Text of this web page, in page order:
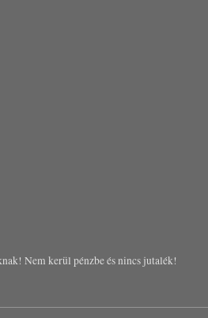
Nem kerül pénzbe és nincs jutalék!